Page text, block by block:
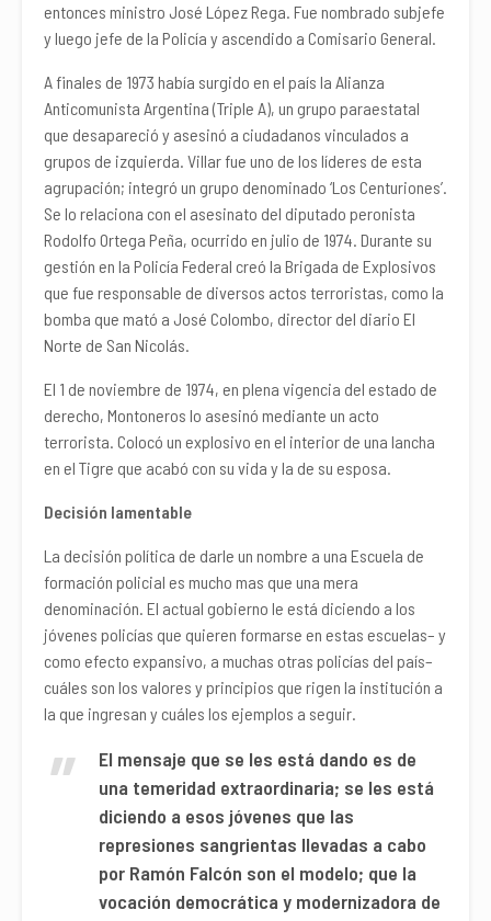
entonces ministro José López Rega. Fue nombrado subjefe
y luego jefe de la Policía y ascendido a Comisario General.
A finales de 1973 había surgido en el país la Alianza
Anticomunista Argentina (Triple A), un grupo paraestatal
que desapareció y asesinó a ciudadanos vinculados a
grupos de izquierda. Villar fue uno de los líderes de esta
agrupación; integró un grupo denominado ‘Los Centuriones’.
Se lo relaciona con el asesinato del diputado peronista
Rodolfo Ortega Peña, ocurrido en julio de 1974. Durante su
gestión en la Policía Federal creó la Brigada de Explosivos
que fue responsable de diversos actos terroristas, como la
bomba que mató a José Colombo, director del diario El
Norte de San Nicolás.
El 1 de noviembre de 1974, en plena vigencia del estado de
derecho, Montoneros lo asesinó mediante un acto
terrorista. Colocó un explosivo en el interior de una lancha
en el Tigre que acabó con su vida y la de su esposa.
Decisión lamentable
La decisión política de darle un nombre a una Escuela de
formación policial es mucho mas que una mera
denominación. El actual gobierno le está diciendo a los
jóvenes policías que quieren formarse en estas escuelas– y
como efecto expansivo, a muchas otras policías del país–
cuáles son los valores y principios que rigen la institución a
la que ingresan y cuáles los ejemplos a seguir.
El mensaje que se les está dando es de
una temeridad extraordinaria; se les está
diciendo a esos jóvenes que las
represiones sangrientas llevadas a cabo
por Ramón Falcón son el modelo; que la
vocación democrática y modernizadora de